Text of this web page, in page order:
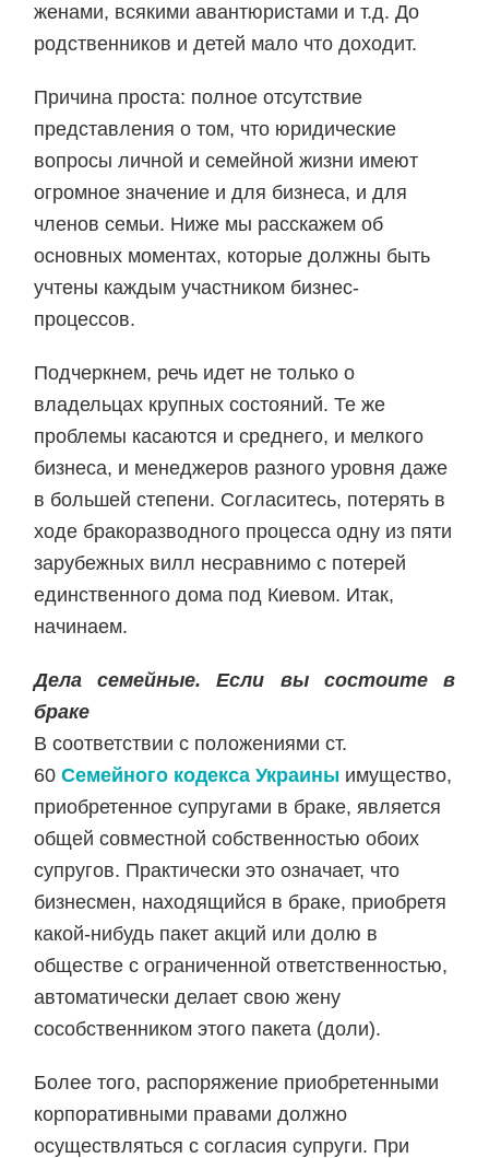
женами, всякими авантюристами и т.д. До
родственников и детей мало что доходит.
Причина проста: полное отсутствие
представления о том, что юридические
вопросы личной и семейной жизни имеют
огромное значение и для бизнеса, и для
членов семьи. Ниже мы расскажем об
основных моментах, которые должны быть
учтены каждым участником бизнес-
процессов.
Подчеркнем, речь идет не только о
владельцах крупных состояний. Те же
проблемы касаются и среднего, и мелкого
бизнеса, и менеджеров разного уровня даже
в большей степени. Согласитесь, потерять в
ходе бракоразводного процесса одну из пяти
зарубежных вилл несравнимо с потерей
единственного дома под Киевом. Итак,
начинаем.
Дела семейные. Если вы состоите в
браке
В соответствии с положениями ст.
60Семейного кодекса Украины имущество,
приобретенное супругами в браке, является
общей совместной собственностью обоих
супругов. Практически это означает, что
бизнесмен, находящийся в браке, приобретя
какой-нибудь пакет акций или долю в
обществе с ограниченной ответственностью,
автоматически делает свою жену
сособственником этого пакета (доли).
Более того, распоряжение приобретенными
корпоративными правами должно
осуществляться с согласия супруги. При